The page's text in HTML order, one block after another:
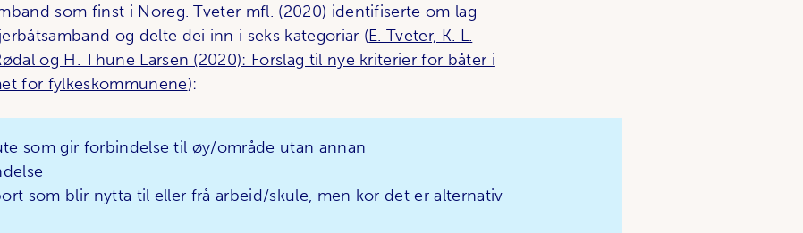
som finst i Noreg. Tveter mfl. (2020) identifiserte om lag
og delte dei inn i seks kategoriar (E. Tveter, K. L.
og H. Thune Larsen (2020): Forslag til nye kriterier for båter i
for fylkeskommunene):
som gir forbindelse til øy/område utan annan
som blir nytta til eller frå arbeid/skule, men kor det er alternativ